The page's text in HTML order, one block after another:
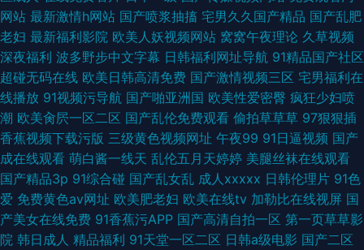
网站 最新激情h网站 国产喷浆抽搐 宅男久久国产精品 国产乱肥
老妇 最新福利影院 欧美人妖视频网站 窝窝午夜理论 久草视频
深夜福利 波多野步中文字幕 日韩福利网址导航 91精品国产社区
超碰无码在线 欧美日韩高清免费 国产激情视频三区 宅男福利在
线播放 91视频污导航 国产啪亚洲国 欧美性爱密臀 疯狂少妇喷
潮 欧美肏屄一区二区 国产乱伦免费观看 偷拍草草草 97狠狠插
香蕉视频下载污版 三级黄色视频网址 午夜99 91日逼视频 国产
成在线观看 萌白酱一线天 乱伦五月天婷婷 美腿丝袜在线观看
国产精品3p 91综合碰 国产乱女乱 成人xxxxx 日韩伦理片 91色
爱 免费黄色av网址 欧美肥老妇 欧美在线tv 加勒比在线视屏 国
产美女在线免费 91香蕉污APP 国产高清自拍一区 第一页草草影
院 韩日成人 精品福利 91天堂一区二区 日韩a级电影 国产二区